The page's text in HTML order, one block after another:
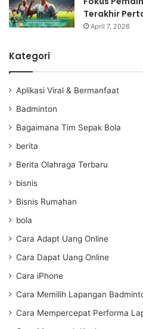
Terakhir
April 7, 2026
Kategori
Aplikasi Viral & Bermanfaat
Badminton
Bagaimana Tim Sepak Bola
berita
Berita Olahraga Terbaru
bisnis
Bisnis Rumahan
bola
Cara Adapt Uang Online
Cara Dapat Uang Online
Cara iPhone
Cara Memilih Lapangan
Cara Mempercepat Performa